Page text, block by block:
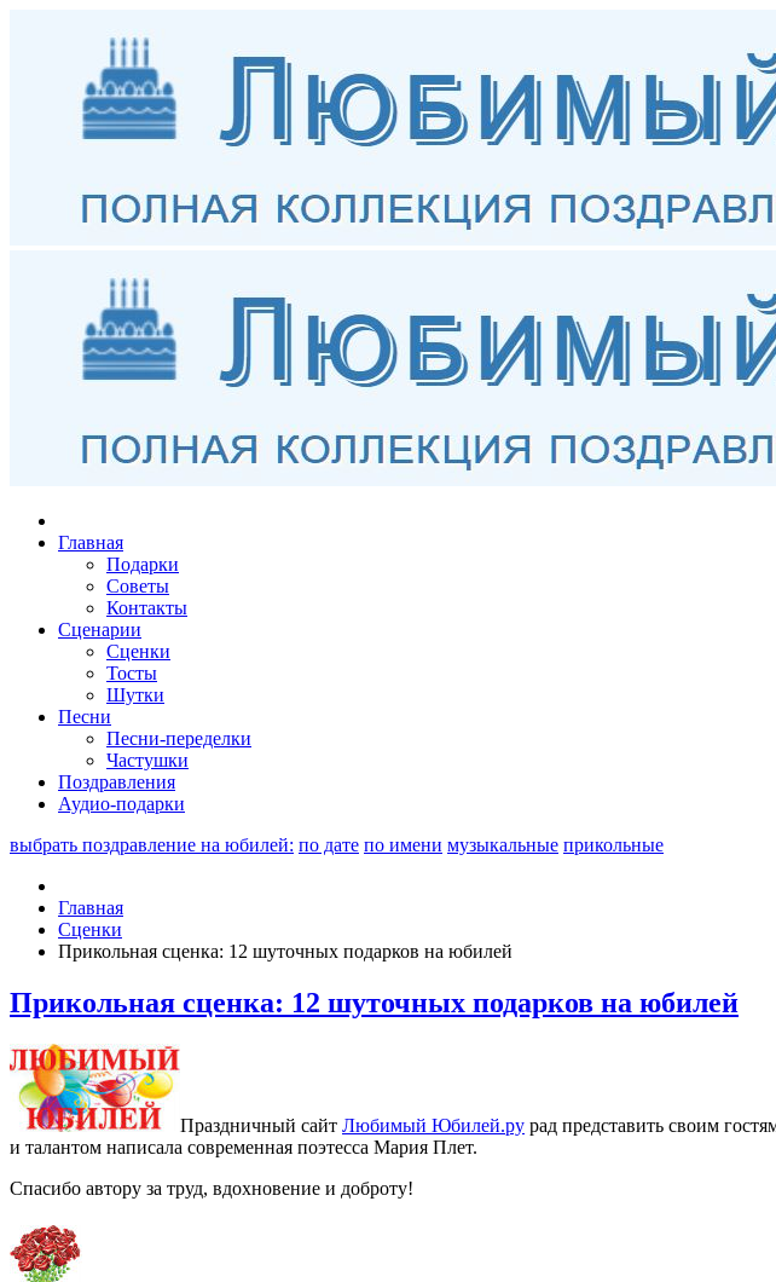
Главная
Подарки
Советы
Контакты
Сценарии
Сценки
Тосты
Шутки
Песни
Песни-переделки
Частушки
Поздравления
Аудио-подарки
выбрать поздравление на юбилей: по дате по имени музыкальные прикольные
Главная
Сценки
Прикольная сценка: 12 шуточных подарков на юбилей
Прикольная сценка: 12 шуточных подарков на юбилей
Праздничный сайт Любимый Юбилей.ру рад представить своим
и талантом написала современная поэтесса Мария Плет.
Спасибо автору за труд, вдохновение и доброту!